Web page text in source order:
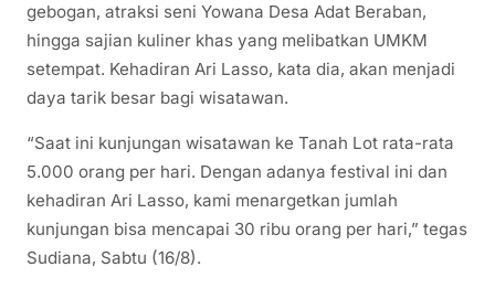
gebogan, atraksi seni Yowana Desa Adat Beraban,
hingga sajian kuliner khas yang melibatkan UMKM
setempat. Kehadiran Ari Lasso, kata dia, akan menjadi
daya tarik besar bagi wisatawan.
“Saat ini kunjungan wisatawan ke Tanah Lot rata-rata
5.000 orang per hari. Dengan adanya festival ini dan
kehadiran Ari Lasso, kami menargetkan jumlah
kunjungan bisa mencapai 30 ribu orang per hari,” tegas
Sudiana, Sabtu (16/8).